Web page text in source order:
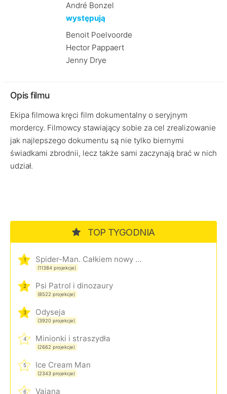
André Bonzel
występują
Benoit Poelvoorde
Hector Pappaert
Jenny Drye
Opis filmu
Ekipa filmowa kręci film dokumentalny o seryjnym
mordercy. Filmowcy stawiający sobie za cel zrealizowanie
jak najlepszego dokumentu są nie tylko biernymi
świadkami zbrodnii, lecz także sami zaczynają brać w nich
udział.
TOP TYGODNIA
1 Spider-Man. Całkiem nowy dzień
(11384 projekcje)
2 Psi Patrol i dinozaury
(8522 projekcje)
3 Odyseja
(3920 projekcje)
4 Minionki i straszydła
(2662 projekcje)
5 Ice Cream Man
(2343 projekcje)
6 Vaiana